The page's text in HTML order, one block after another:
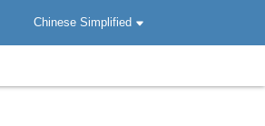
Chinese Simplified